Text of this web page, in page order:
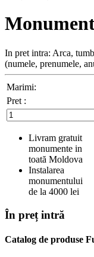
In pret intra: Arca,
(numele, prenumele,
Marimi:
Pret :
Livram gratuit
monumente in
toată Moldova
Instalarea
monumentului
de la 4000 lei
În preț intră
Catalog de produse